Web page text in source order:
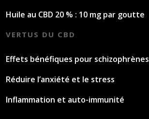
Huile au CBD 20 % : 10 mg par goutte
VERTUS DU CBD
Effets bénéfiques pour schizophrènes
Réduire l’anxiété et le stress
Inflammation et auto-immunité